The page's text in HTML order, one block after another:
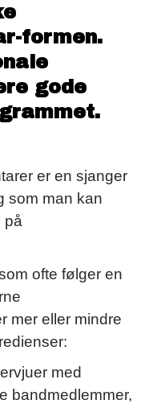
formen.
gode
er en sjanger
som man kan
på
ofte følger en
mer eller mindre
med
bandmedlemmer,